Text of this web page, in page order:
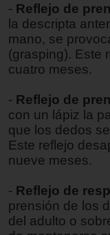
- Reflejo de
la descripta
mano, se
(grasping). Este
cuatro meses.
- Reflejo de
con un lápiz la
que los dedos
Este reflejo
nueve meses.
- Reflejo de
prensión de los
del adulto o